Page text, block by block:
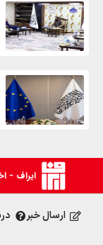
ایراف -
ارسال خبر